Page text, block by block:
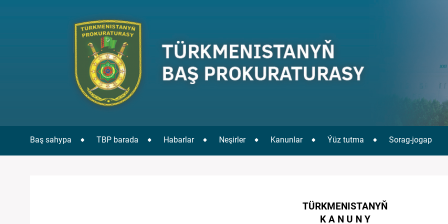
Baş sahypa TBP barada Habarlar Neşirler Kanunlar Ýüz tutma Sorag-jogap
TÜRKMENISTANYŇ
K A N U N Y